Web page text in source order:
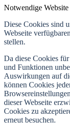
Notwendige
Diese Cookies sind
Webseite
stellen.
Da diese Cookies
und Funktionen
Auswirkungen auf
können Cookies
dieser Webseite
Cookies zu
erneut besuchen.